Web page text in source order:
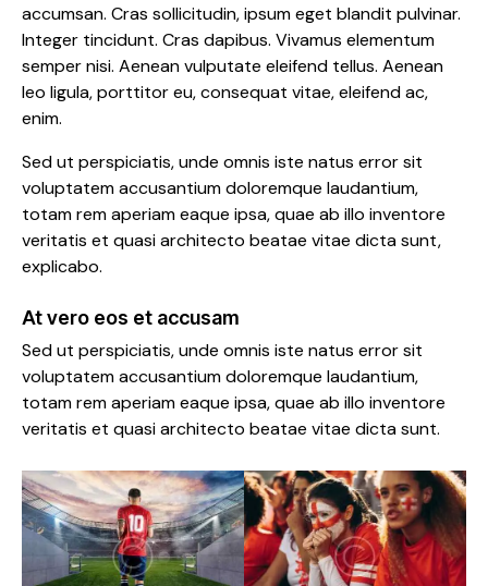
accumsan. Cras sollicitudin, ipsum eget blandit pulvinar.
Integer tincidunt. Cras dapibus. Vivamus elementum
semper nisi. Aenean vulputate eleifend tellus. Aenean
leo ligula, porttitor eu, consequat vitae, eleifend ac,
enim.
Sed ut perspiciatis, unde omnis iste natus error sit
voluptatem accusantium doloremque laudantium,
totam rem aperiam eaque ipsa, quae ab illo inventore
veritatis et quasi architecto beatae vitae dicta sunt,
explicabo.
At vero eos et accusam
Sed ut perspiciatis, unde omnis iste natus error sit
voluptatem accusantium doloremque laudantium,
totam rem aperiam eaque ipsa, quae ab illo inventore
veritatis et quasi architecto beatae vitae dicta sunt.